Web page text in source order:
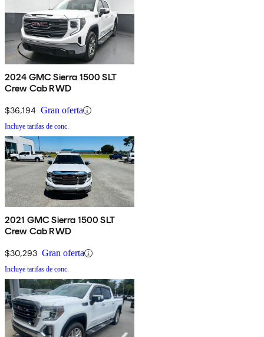
2024 GMC Sierra 1500 SLT
Crew Cab RWD
$36,194 Gran oferta
Incluye tarifas de conc.
2021 GMC Sierra 1500 SLT
Crew Cab RWD
$30,293 Gran oferta
Incluye tarifas de conc.